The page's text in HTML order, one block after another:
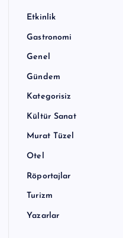
Etkinlik
Gastronomi
Genel
Gündem
Kategorisiz
Kültür Sanat
Murat Tüzel
Otel
Röportajlar
Turizm
Yazarlar